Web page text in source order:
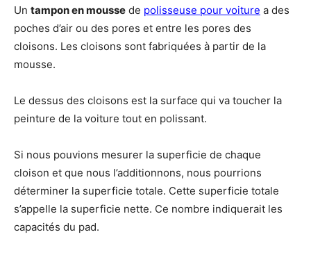
Un tampon en mousse de polisseuse pour voiture a des
poches d’air ou des pores et entre les pores des
cloisons. Les cloisons sont fabriquées à partir de la
mousse.
Le dessus des cloisons est la surface qui va toucher la
peinture de la voiture tout en polissant.
Si nous pouvions mesurer la superficie de chaque
cloison et que nous l’additionnons, nous pourrions
déterminer la superficie totale. Cette superficie totale
s’appelle la superficie nette. Ce nombre indiquerait les
capacités du pad.